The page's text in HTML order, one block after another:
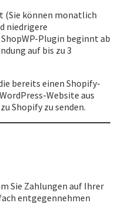
(Sie können monatlich
niedrigere
Plugin beginnt ab
auf bis zu 3
bereits einen Shopify-
Website aus
Shopify zu senden.
Sie Zahlungen auf Ihrer
entgegennehmen